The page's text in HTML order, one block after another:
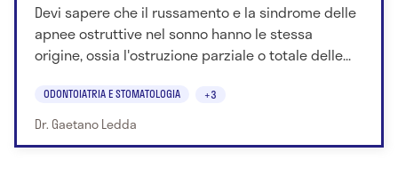
Devi sapere che il russamento e la sindrome delle
apnee ostruttive nel sonno hanno le stessa
origine, ossia l'ostruzione parziale o totale delle...
ODONTOIATRIA E STOMATOLOGIA +3
Dr. Gaetano Ledda